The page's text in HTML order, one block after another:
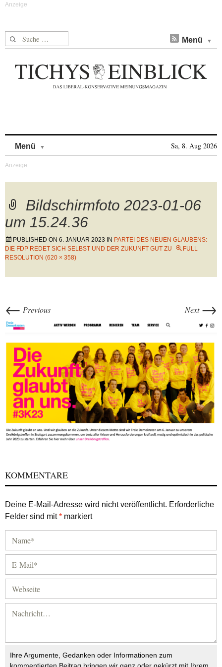
Suche nach: Menü
Menü Sa, 8. Aug 2026
Bildschirmfoto 2023-01-06
um 15.24.36
PUBLISHED ON 6. JANUAR 2023 IN PARTEI DES NEUEN GLAUBENS:
DIE FDP REDET SICH SELBST UND DER ZUKUNFT GUT ZU
FULL
RESOLUTION (620 × 358)
← Previous Next →
KOMMENTARE
Deine E-Mail-Adresse wird nicht veröffentlicht. Erforderliche
Felder sind mit* markiert
Ihre Argumente, Gedanken oder Informationen zum
kommentierten Beitrag bringen wir ganz oder gekürzt mit Ihrem